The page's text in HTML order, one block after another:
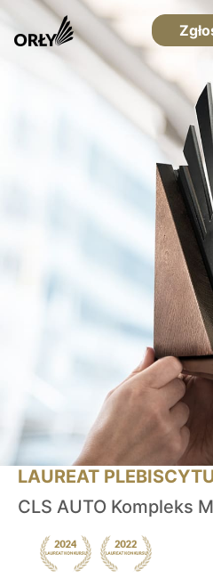
LAUREAT
CLS AUTO Kompleks